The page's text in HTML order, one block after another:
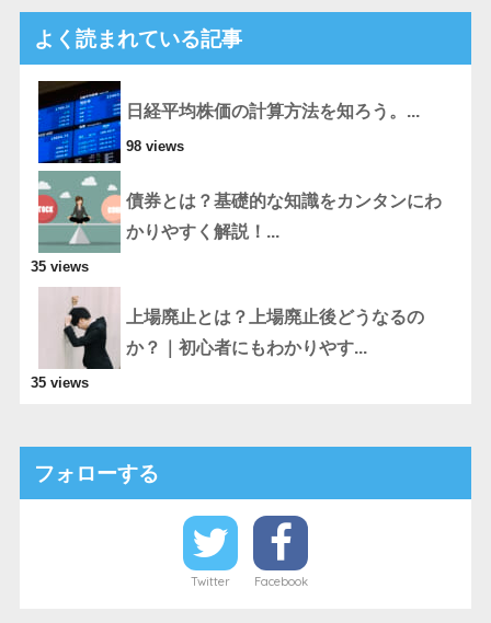
よく読まれている記事
日経平均株価の計算方法を知ろう。...
98 views
債券とは？基礎的な知識をカンタンにわ
かりやすく解説！...
35 views
上場廃止とは？上場廃止後どうなるの
か？｜初心者にもわかりやす...
35 views
フォローする
Twitter Facebook